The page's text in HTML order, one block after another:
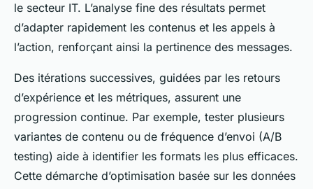
le secteur IT. L’analyse fine des résultats permet
d’adapter rapidement les contenus et les appels à
l’action, renforçant ainsi la pertinence des messages.
Des itérations successives, guidées par les retours
d’expérience et les métriques, assurent une
progression continue. Par exemple, tester plusieurs
variantes de contenu ou de fréquence d’envoi (A/B
testing) aide à identifier les formats les plus efficaces.
Cette démarche d’optimisation basée sur les données